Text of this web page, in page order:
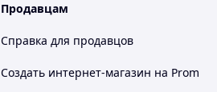
Продавцам
Справка для продавцов
Создать интернет-магазин на Prom